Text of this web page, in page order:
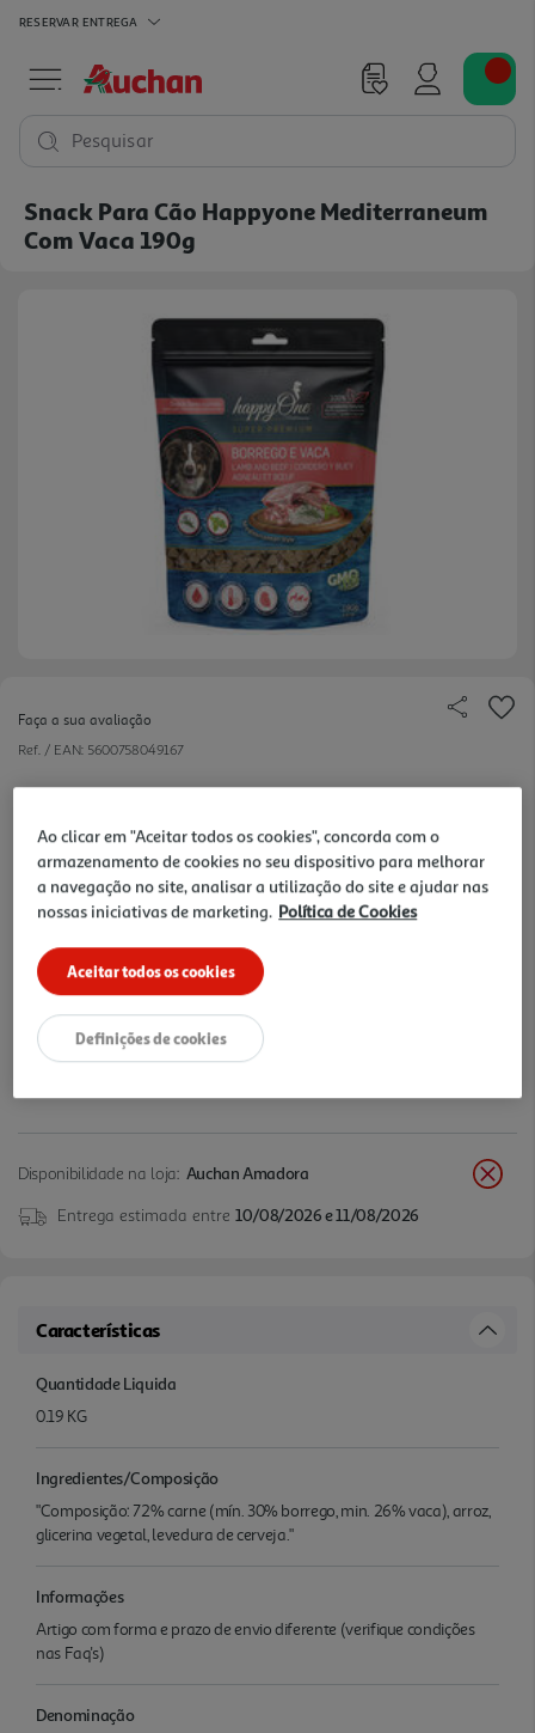
RESERVAR ENTREGA
Pesquisar
Snack Para Cão Happyone Mediterraneum
Com Vaca 190g
Faça a sua avaliação
Ref. / EAN: 5600758049167
4,59 €
+10% DESC. IMEDIATO PET CLUB
Pet Club em artigos de marcas especialistas da categoria
O Meu Pet.
Disponibilidade na loja: Auchan Amadora
Entrega estimada entre 10/08/2026 e 11/08/2026
Características
Quantidade Liquida
0.19 KG
Ingredientes/Composição
"Composição: 72% carne (mín. 30% borrego, min. 26% vaca), arroz,
glicerina vegetal, levedura de cerveja."
Informações
Artigo com forma e prazo de envio diferente (verifique condições
nas Faq's)
Denominação
Ao clicar em "Aceitar todos os cookies", concorda com o
armazenamento de cookies no seu dispositivo para melhorar
a navegação no site, analisar a utilização do site e ajudar nas
nossas iniciativas de marketing. Política de Cookies
Aceitar todos os cookies
Definições de cookies